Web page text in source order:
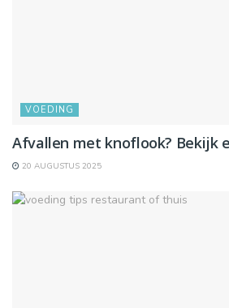
VOEDING
Afvallen met knoflook? Bekijk
20 AUGUSTUS 2025